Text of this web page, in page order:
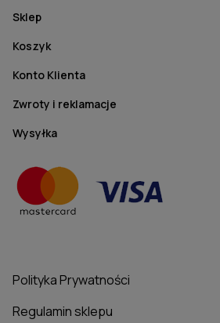
Sklep
Koszyk
Konto Klienta
Zwroty i reklamacje
Wysyłka
Polityka Prywatności
Regulamin sklepu